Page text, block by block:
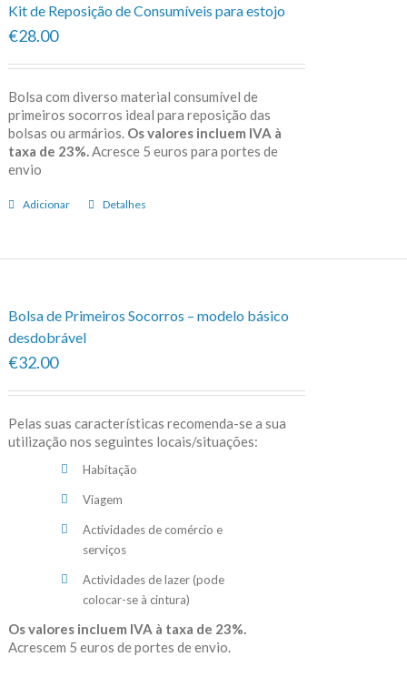
Kit de Reposição de Consumíveis para estojo
€28.00
Bolsa com diverso material consumível de
primeiros socorros ideal para reposição das
bolsas ou armários. Os valores incluem IVA à
taxa de 23%. Acresce 5 euros para portes de
envio
Adicionar Detalhes
Bolsa de Primeiros Socorros – modelo básico
desdobrável
€32.00
Pelas suas características recomenda-se a sua
utilização nos seguintes locais/situações:
Habitação
Viagem
Actividades de comércio e
serviços
Actividades de lazer (pode
colocar-se à cintura)
Os valores incluem IVA à taxa de 23%.
Acrescem 5 euros de portes de envio.